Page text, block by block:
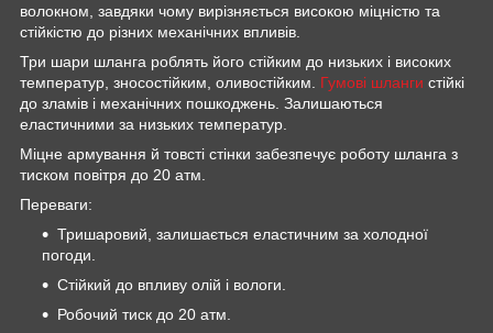
волокном, завдяки чому вирізняється високою міцністю та
стійкістю до різних механічних впливів.
Три шари шланга роблять його стійким до низьких і високих
температур, зносостійким, оливостійким. Гумові шланги стійкі
до зламів і механічних пошкоджень. Залишаються
еластичними за низьких температур.
Міцне армування й товсті стінки забезпечує роботу шланга з
тиском повітря до 20 атм.
Переваги:
Тришаровий, залишається еластичним за холодної
погоди.
Стійкий до впливу олій і вологи.
Робочий тиск до 20 атм.